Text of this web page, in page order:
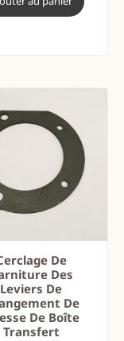
De
Des
Leviers De
De
De Boîte
Transfert